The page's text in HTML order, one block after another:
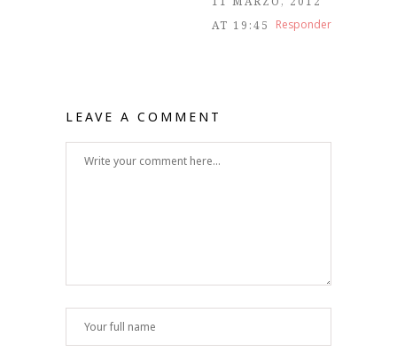
AT 19:45
Responder
LEAVE A COMMENT